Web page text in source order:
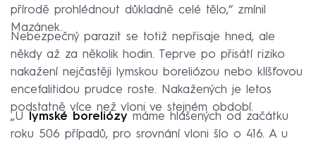
přírodě prohlédnout důkladně celé tělo,“ zmínil
Mazánek.
Nebezpečný parazit se totiž nepřisaje hned, ale
někdy až za několik hodin. Teprve po přisátí riziko
nakažení nejčastěji lymskou boreliózou nebo klíšťovou
encefalitidou prudce roste. Nakažených je letos
podstatně více než vloni ve stejném období.
„U lymské boreliózy máme hlášených od začátku
roku 506 případů, pro srovnání vloni šlo o 416. A u